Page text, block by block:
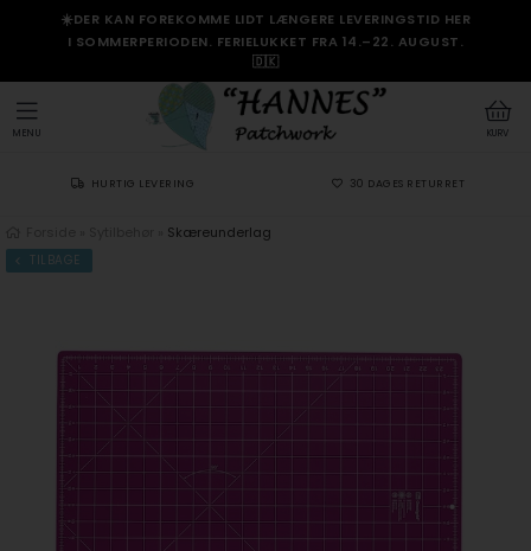
☀️DER KAN FOREKOMME LIDT LÆNGERE LEVERINGSTID HER
I SOMMERPERIODEN. FERIELUKKET FRA 14.–22. AUGUST.
🇩🇰
KURV
MENU
HURTIG LEVERING 30 DAGES RETURRET
Skæreunderlag
TILBAGE